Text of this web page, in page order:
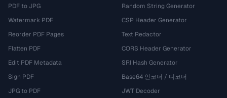
PDF to JPG
Watermark PDF
Reorder PDF Pages
Flatten PDF
Edit PDF Metadata
Sign PDF
JPG to PDF
Random String Generator
CSP Header Generator
Text Redactor
CORS Header Generator
SRI Hash Generator
Base64 인코더 / 디코더
JWT Decoder